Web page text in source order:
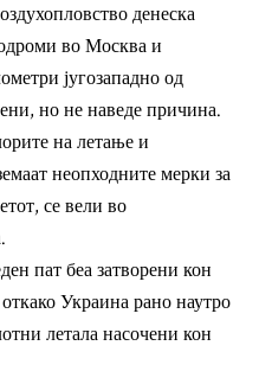
денеска
во Москва и
југозападно од
но не наведе причина.
на летање и
неопходните мерки за
се вели во
пат беа затворени кон
Украина рано наутро
летала насочени кон